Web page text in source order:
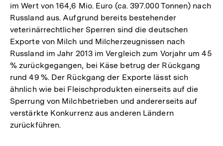
im Wert von 164,6 Mio. Euro (ca. 397.000 Tonnen) nach
Russland aus. Aufgrund bereits bestehender
veterinärrechtlicher Sperren sind die deutschen
Exporte von Milch und Milcherzeugnissen nach
Russland im Jahr 2013 im Vergleich zum Vorjahr um 45
% zurückgegangen, bei Käse betrug der Rückgang
rund 49 %. Der Rückgang der Exporte lässt sich
ähnlich wie bei Fleischprodukten einerseits auf die
Sperrung von Milchbetrieben und andererseits auf
verstärkte Konkurrenz aus anderen Ländern
zurückführen.